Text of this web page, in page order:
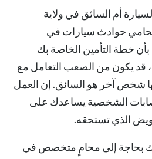
أم السائق في ولاية
حوادث سيارات في
خطة التأمين الخاصة بك
قد يكون من الصعب التعامل مع
شخص آخر هو السائق. إن العمل
الشخصية يساعدك على
الذي تستحقه.
بحاجة إلى محامٍ متخصص في